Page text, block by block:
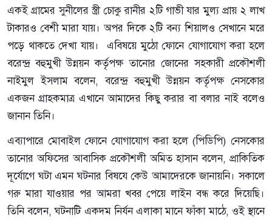
একই গ্রামের সুনীলের স্ত্রী চোকু রানীর ২টি গাভী যার মুল্য প্রায় ২ লাখ
টাকারও বেশী মারা যায়। অপর দিকে ২টি বন্য শিয়ালও সেখানে মরে
পড়ে থাকতে দেখা যায়। এবিষয়ে মুঠো ফোনে যোগাযোগ করা হলে
বরেন্দ্র বহুমুখী উন্নয়ন কর্তৃপক্ষ তানোর জোনের সহকারী প্রকৌশলী
নাইমুল ইসলাম বলেন, বরেন্দ্র বহুমুখী উন্নয়ন কর্তৃপক্ষ নেসকোর
একজন গ্রাহকমাত্র এখানে আমাদের কিছু করার বা বলার নাই বলেও
জানান তিনি।
এব্যাপারে মোবাইল ফোনে যোগাযোগ করা হলে (পিডিপি) নেসকোর
তানোর অফিসের আবাসিক প্রকৌশলী অমিত হাসান বলেন, প্রাকিতিক
দূর্যোগে ঘটা এমন ঘটনার বিষযে কেউ আমাদেরকে জানায়নি। সকালে
গরু মারা যাওয়ার পর আমরা খবর পেয়ে লাইন বন্ধ করে দিয়েছি।
তিনি বলেন, ঘটনাটি একদম নির্যন এলাকা মানে ফাঁকা মাঠে, ওই স্থানে